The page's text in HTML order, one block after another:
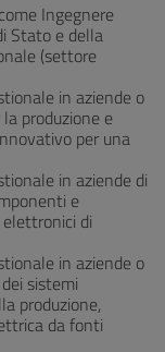
Ingegnere
Stato e della
(settore
in aziende o
produzione e
per una
in aziende di
e
di
in aziende o
sistemi
produzione,
da fonti